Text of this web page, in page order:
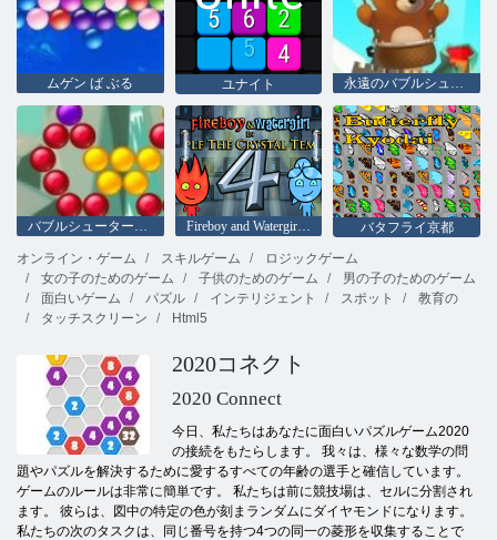
ムゲン ば ぶる ユナイト 永遠のバブルシューター
Fireboy and Watergirl 4：クリスタル寺院
バタフライ京都
オンライン・ゲーム
スキルゲーム
ロジックゲーム
女の子のためのゲーム
子供のためのゲーム
男の子のためのゲーム
面白いゲーム
パズル インテリジェント スポット
教育の
タッチスクリーン
Html5
2020コネクト
2020 Connect
今日、私たちはあなたに面白いパズルゲーム2020
の接続をもたらします。 我々は、様々な数学の問
題やパズルを解決するために愛するすべての年齢の選手と確信しています。
ゲームのルールは非常に簡単です。 私たちは前に競技場は、セルに分割され
ます。 彼らは、図中の特定の色が刻まランダムにダイヤモンドになります。
私たちの次のタスクは、同じ番号を持つ4つの同一の菱形を収集することで